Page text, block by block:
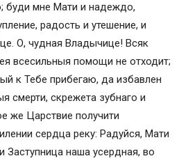
буди мне Мати и надеждо,
радость и утешение, и
О, чудная Владычице! Всяк
всесильныя помощи не отходит;
к Тебе прибегаю, да избавлен
смерти, скрежета зубнаго и
же Царствие получити
сердца реку: Радуйся, Мати
Заступница наша усердная, во